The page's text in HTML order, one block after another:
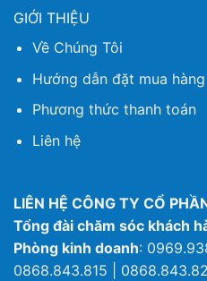
GIỚI THIỆU
Về Chúng Tôi
Hướng dẫn đặt mua
Phương thức thanh toán
Liên hệ
LIÊN HỆ CÔNG TY CỔ
Tổng đài chăm sóc khách
Phòng kinh doanh:
0868.843.815 |